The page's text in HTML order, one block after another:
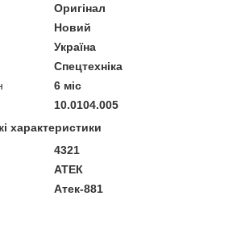
Оригінал
Новий
Україна
Спецтехніка
6 міс
10.0104.005
характеристики
4321
АТЕК
Атек-881